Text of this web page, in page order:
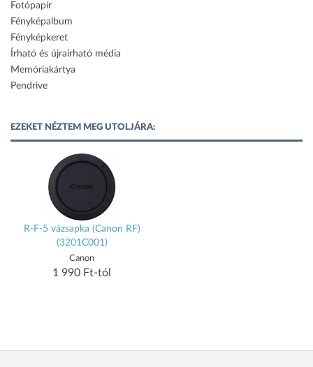
Fotópapír
Fényképalbum
Fényképkeret
Írható és újraírható média
Memóriakártya
Pendrive
EZEKET NÉZTEM MEG UTOLJÁRA:
R-F-5 vázsapka (Canon RF)
(3201C001)
Canon
1 990 Ft-tól